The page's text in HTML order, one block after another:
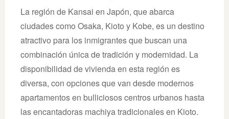
La región de Kansai en Japón, que abarca
ciudades como Osaka, Kioto y Kobe, es un destino
atractivo para los inmigrantes que buscan una
combinación única de tradición y modernidad. La
disponibilidad de vivienda en esta región es
diversa, con opciones que van desde modernos
apartamentos en bulliciosos centros urbanos hasta
las encantadoras machiya tradicionales en Kioto.